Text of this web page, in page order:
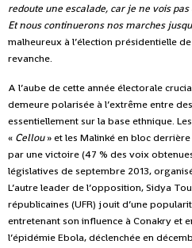
redoute une escalade, car je ne vois
Et nous continuerons nos marches
malheureux à l’élection présidentielle
revanche.
A l’aube de cette année électorale
demeure polarisée à l’extrême entre
essentiellement sur la base ethnique.
« Cellou» et les Malinké en bloc
par une victoire (47 % des voix
législatives de septembre 2013,
L’autre leader de l’opposition, Sidya
républicaines (UFR) jouit d’une
entretenant son influence à Conakry et
l’épidémie Ebola, déclenchée en